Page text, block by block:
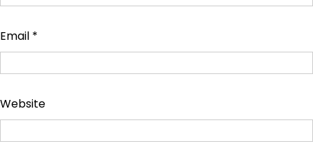
Email *
Website